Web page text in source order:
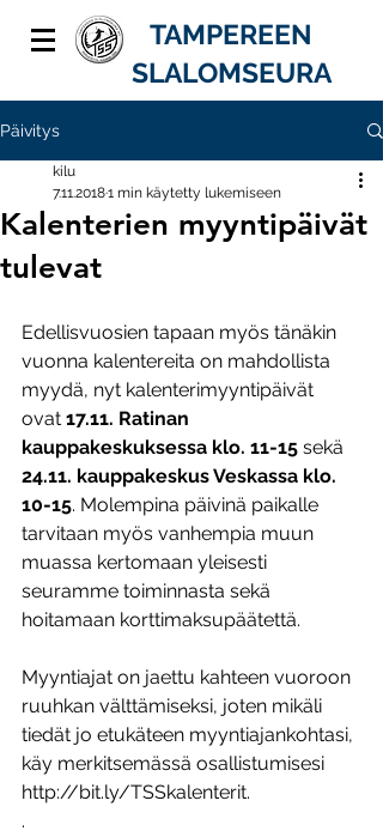
TAMPEREEN
SLALOMSEURA
Päivitys
Kalenterien myyntipäivät
tulevat
kilu
7.11.20181 min käytetty lukemiseen
Edellisvuosien tapaan myös tänäkin
vuonna kalentereita on mahdollista
myydä, nyt kalenterimyyntipäivät
ovat 17.11. Ratinan
kauppakeskuksessa klo. 11-15 sekä
24.11. kauppakeskus Veskassa klo.
10-15. Molempina päivinä paikalle
tarvitaan myös vanhempia muun
muassa kertomaan yleisesti
seuramme toiminnasta sekä
hoitamaan korttimaksupäätettä.
Myyntiajat on jaettu kahteen vuoroon
ruuhkan välttämiseksi, joten mikäli
tiedät jo etukäteen myyntiajankohtasi,
käy merkitsemässä osallistumisesi
http://bit.ly/TSSkalenterit.
.